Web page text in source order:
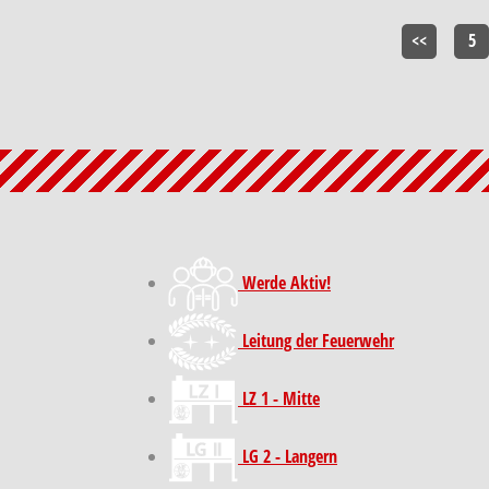
<< 5
Werde Aktiv!
Leitung der Feuerwehr
LZ 1 - Mitte
LG 2 - Langern